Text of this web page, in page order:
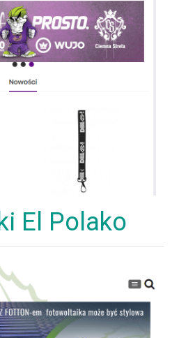
El Polako